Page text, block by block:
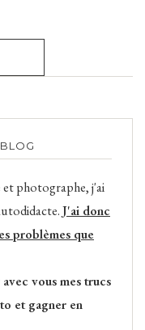
photographe, j'ai
J'ai donc
problèmes que
vous mes trucs
et gagner en